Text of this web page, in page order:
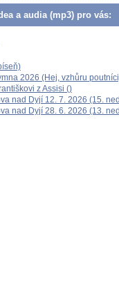
a audia (mp3) pro vás:
2026 (Hej, vzhůru
z Assisi ()
nad Dyjí 12. 7. 2026 (15.
nad Dyjí 28. 6. 2026 (13.